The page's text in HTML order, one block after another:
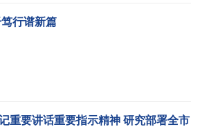
行谱新篇
重要讲话重要指示精神 研究部署全市